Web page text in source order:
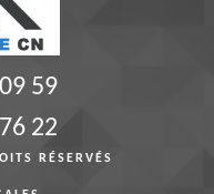
59
22
RÉSERVÉS